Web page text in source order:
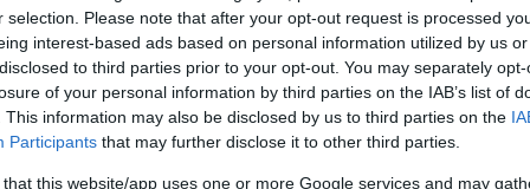
selection. Please note that after your opt-out request is processed
interest-based ads based on personal information utilized by us
to third parties prior to your opt-out. You may separately
of your personal information by third parties on the IAB’s list of
This information may also be disclosed by us to third parties on the
Participants that may further disclose it to other third parties.
that this website/app uses one or more Google services and may
Landini non ci sta:
del segretario Cgil
2023 - 18:25 Redazione
ricorso contro la precettazione del lavoro
segretario generale della Cgil, ha annunciato